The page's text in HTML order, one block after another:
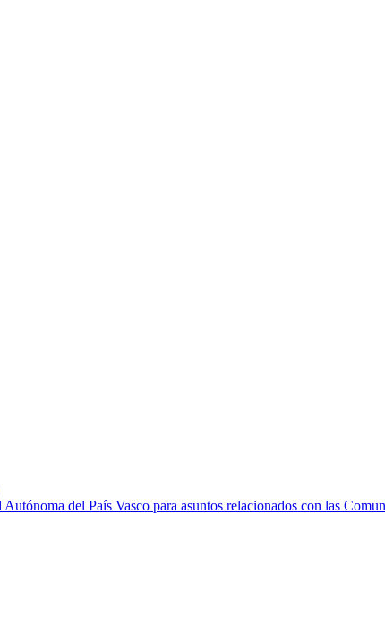
del País Vasco para asuntos relacionados con las